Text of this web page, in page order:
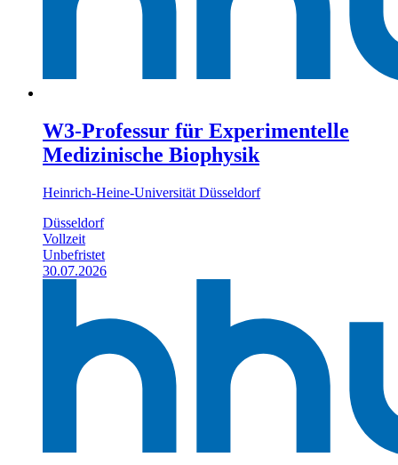
W3-Professur für Experimentelle
Medizinische Biophysik
Heinrich-Heine-Universität Düsseldorf
Düsseldorf
Vollzeit
Unbefristet
30.07.2026